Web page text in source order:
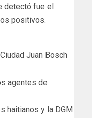
detectó fue el
positivos.
Juan Bosch
agentes de
haitianos y la DGM